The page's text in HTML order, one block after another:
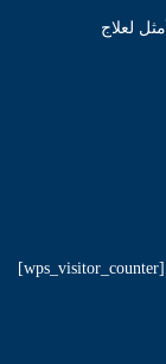
لعلاج
[wps_visitor_counter]